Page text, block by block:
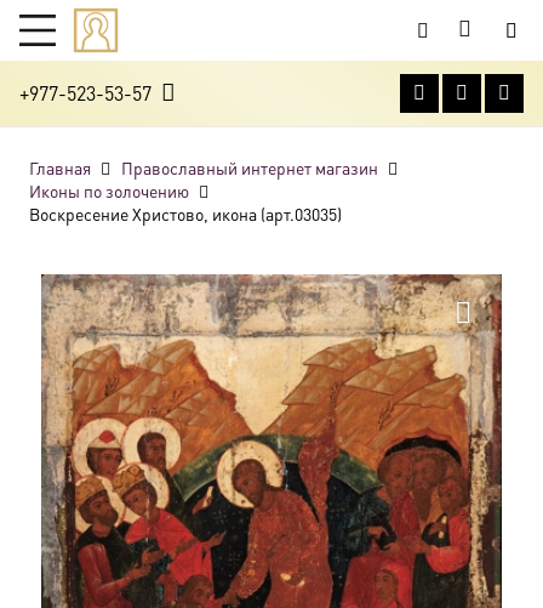
+977-523-53-57
Главная
Православный интернет магазин
Иконы по золочению
Воскресение Христово, икона (арт.03035)